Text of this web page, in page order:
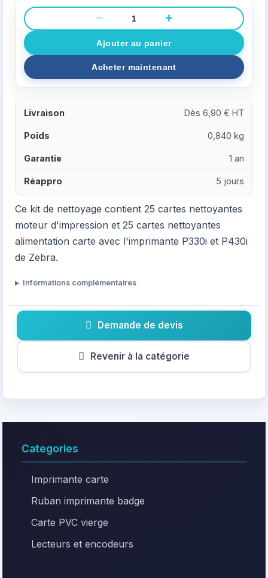
− +
Livraison Dès 6,90 € HT
Poids 0,840 kg
Garantie 1 an
Réappro 5 jours
Ce kit de nettoyage contient 25 cartes nettoyantes
moteur d'impression et 25 cartes nettoyantes
alimentation carte avec l'imprimante P330i et P430i
de Zebra.
Informations complémentaires
Demande de devis
Revenir à la catégorie
Categories
Imprimante carte
Ruban imprimante badge
Carte PVC vierge
Lecteurs et encodeurs